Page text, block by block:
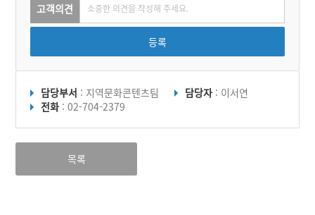
고객의견
등록
담당부서 : 지역문화콘텐츠팀 담당자 : 이서연
전화 : 02-704-2379
목록